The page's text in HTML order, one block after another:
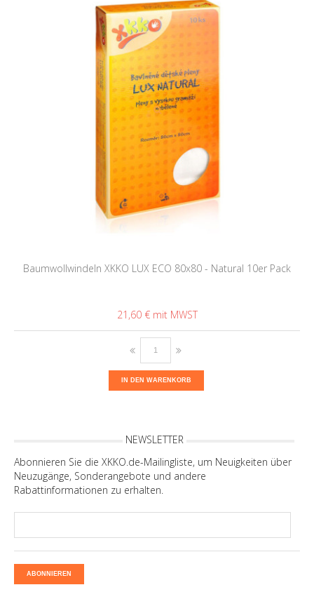
Baumwollwindeln XKKO LUX ECO 80x80 - Natural 10er Pack
21,60 €
IN DEN WARENKORB
NEWSLETTER
Abonnieren Sie die XKKO.de-Mailingliste, um Neuigkeiten über
Neuzugänge, Sonderangebote und andere
Rabattinformationen zu erhalten.
ABONNIEREN